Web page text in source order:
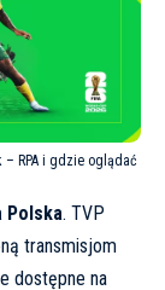
– RPA i gdzie oglądać
Polska. TVP
transmisjom
dostępne na